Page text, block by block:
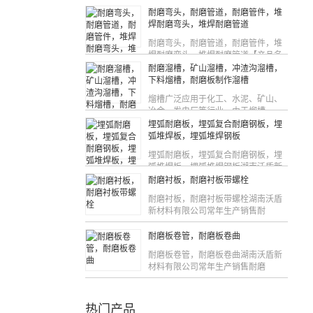
耐磨弯头，耐磨管道，耐磨管件，堆
焊耐磨弯头，堆焊耐磨管道
耐磨弯头，耐磨管道，耐磨管件，堆
焊耐磨弯头，堆焊耐磨管道【产品名
称
耐磨溜槽，矿山溜槽，冲渣沟溜槽，
下料熘槽，耐磨板制作溜槽
熘槽广泛应用于化工、水泥、矿山、
冶金、发电厂等行业，由于熘槽
埋弧耐磨板，埋弧复合耐磨钢板，埋
弧堆焊板，埋弧堆焊钢板
埋弧耐磨板，埋弧复合耐磨钢板，埋
弧堆焊板，埋弧堆焊钢板湖南沃盾新
耐磨衬板，耐磨衬板带螺栓
耐磨衬板，耐磨衬板带螺栓湖南沃盾
新材料有限公司常年生产销售耐
耐磨板卷管，耐磨板卷曲
耐磨板卷管，耐磨板卷曲湖南沃盾新
材料有限公司常年生产销售耐磨
热门产品